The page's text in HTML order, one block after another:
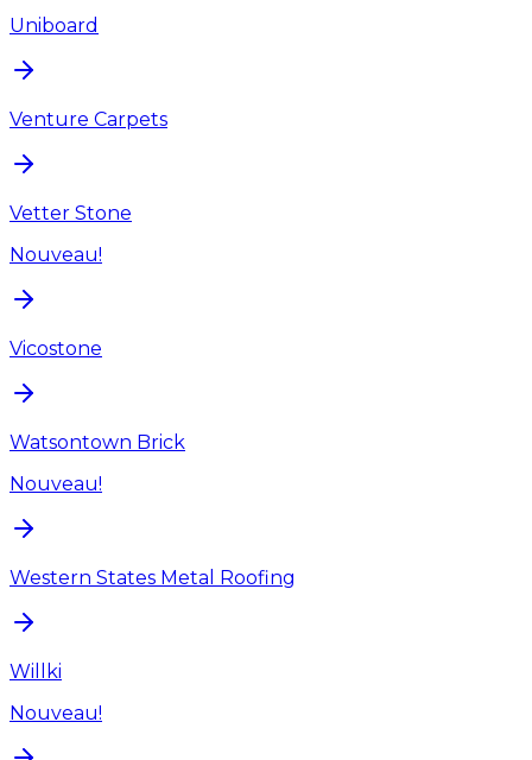
Uniboard
Venture Carpets
Vetter Stone
Nouveau!
Vicostone
Watsontown Brick
Nouveau!
Western States Metal Roofing
Willki
Nouveau!